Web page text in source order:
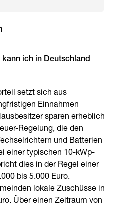
ich in Deutschland
setzt sich aus
Einnahmen
sparen erheblich
Regelung, die den
und Batterien
einer typischen 10-kWp-
dies in der Regel einer
bis 5.000 Euro.
lokale Zuschüsse in
Über einen Zeitraum von